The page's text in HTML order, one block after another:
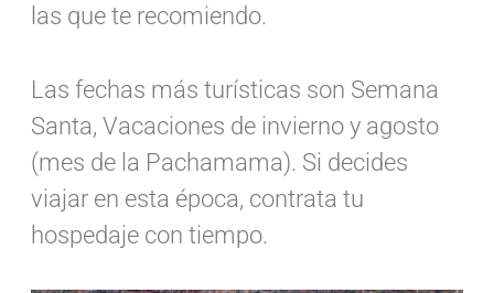
las que te recomiendo.
Las fechas más turísticas son Semana
Santa, Vacaciones de invierno y agosto
(mes de la Pachamama). Si decides
viajar en esta época, contrata tu
hospedaje con tiempo.